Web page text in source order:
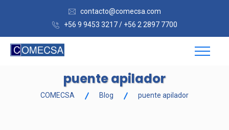
contacto@comecsa.com
+56 9 9453 3217 / +56 2 2897 7700
puente apilador
COMECSA Blog puente apilador